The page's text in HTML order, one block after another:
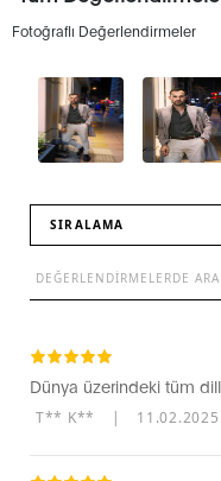
Fotoğraflı Değerlendirmeler
SIRALAMA
Dünya üzerindeki tüm
T** K** | 11.02.2025